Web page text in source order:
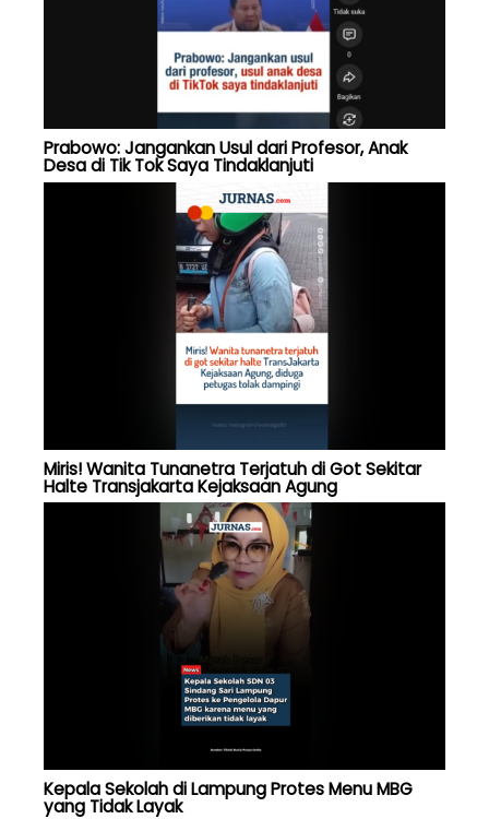
Prabowo: Jangankan Usul dari Profesor, Anak
Desa di Tik Tok Saya Tindaklanjuti
Miris! Wanita Tunanetra Terjatuh di Got Sekitar
Halte Transjakarta Kejaksaan Agung
Kepala Sekolah di Lampung Protes Menu MBG
yang Tidak Layak